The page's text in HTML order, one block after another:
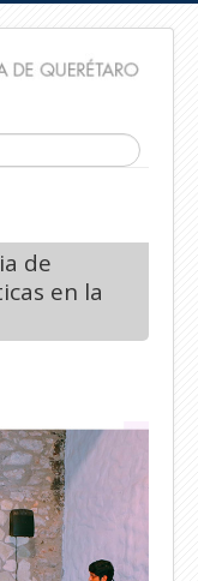
de
en la